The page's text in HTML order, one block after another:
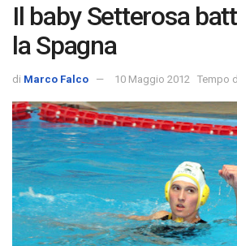
Il baby Setterosa
la Spagna
di Marco Falco 10 Maggio 2012 Tempo